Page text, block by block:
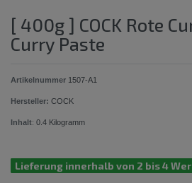
[ 400g ] COCK Rote
Curry Paste
Artikelnummer 1507-A1
Hersteller: COCK
Inhalt: 0.4 Kilogramm
Lieferung innerhalb von 2 bis 4